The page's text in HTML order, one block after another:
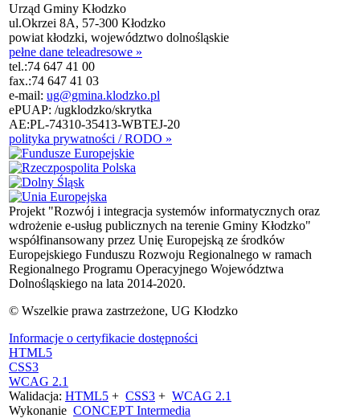
Urząd Gminy Kłodzko
ul.Okrzei 8A, 57-300 Kłodzko
powiat kłodzki, województwo dolnośląskie
pełne dane teleadresowe »
tel.:74 647 41 00
fax.:74 647 41 03
e-mail: ug@gmina.klodzko.pl
ePUAP: /ugklodzko/skrytka
AE:PL-74310-35413-WBTEJ-20
polityka prywatności / RODO »
Projekt "Rozwój i integracja systemów informatycznych oraz
wdrożenie e-usług publicznych na terenie Gminy Kłodzko"
współfinansowany przez Unię Europejską ze środków
Europejskiego Funduszu Rozwoju Regionalnego w ramach
Regionalnego Programu Operacyjnego Województwa
Dolnośląskiego na lata 2014-2020.
© Wszelkie prawa zastrzeżone, UG Kłodzko
Informacje o certyfikacie dostępności
HTML5
CSS3
WCAG 2.1
Walidacja: HTML5 + CSS3 + WCAG 2.1
Wykonanie CONCEPT Intermedia